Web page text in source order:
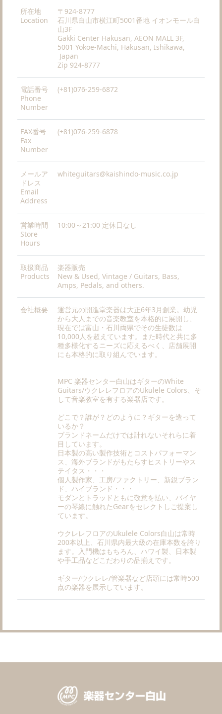
所在地
Location
〒924-8777
石川県白山市横江町5001番地 イオンモール白
山3F
Gakki Center Hakusan, AEON MALL 3F,
5001 Yokoe-Machi, Hakusan, Ishikawa,
Japan
Zip 924-8777
電話番号
Phone
Number
(+81)076-259-6872
FAX番号
Fax
Number
(+81)076-259-6878
メールア
ドレス
Email
Address
whiteguitars@kaishindo-music.co.jp
営業時間
Store
Hours
10:00～21:00 定休日なし
取扱商品
Products
楽器販売
New & Used, Vintage / Guitars, Bass,
Amps, Pedals, and others.
会社概要
運営元の開進堂楽器は大正6年3月創業。幼児
から大人までの音楽教室を本格的に展開し、
現在では富山・石川両県でその生徒数は
10,000人を超えています。また時代と共に多
種多様化するニーズに応えるべく、店舗展開
にも本格的に取り組んでいます。
MPC 楽器センター白山はギターのWhite
Guitars/ウクレレフロアのUkulele Colors、そ
して音楽教室を有する楽器店です。
どこで？誰が？どのように？ギターを造って
いるか？
ブランドネームだけでは計れないそれらに着
目しています。
日本製の高い製作技術とコストパフォーマン
ス、海外ブランドがもたらすヒストリーやス
テイタス・・・
個人製作家、工房/ファクトリー、新鋭ブラン
ド、ハイブランド・・・
モダンとトラッドともに敬意を払い、バイヤ
ーの琴線に触れたGearをセレクトしご提案し
ています。
ウクレレフロアのUkulele Colors白山は常時
200本以上、石川県内最大級の在庫本数を誇り
ます。入門機はもちろん、ハワイ製、日本製
や手工品などこだわりの品揃えです。
ギター/ウクレレ/管楽器など店頭には常時500
点の楽器を展示しています。